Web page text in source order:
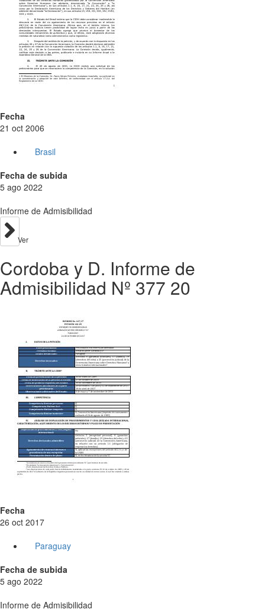
Fecha
21 oct 2006
Brasil
Fecha de subida
5 ago 2022
Informe de Admisibilidad
Ver
Cordoba y D. Informe de
Admisibilidad Nº 377 20
Fecha
26 oct 2017
Paraguay
Fecha de subida
5 ago 2022
Informe de Admisibilidad